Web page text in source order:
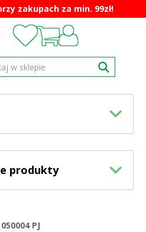
zakupach za min. 99zł!
produkty
PJ